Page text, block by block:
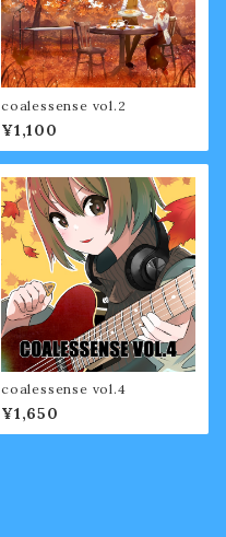
coalessense vol.2
¥1,100
coalessense vol.4
¥1,650